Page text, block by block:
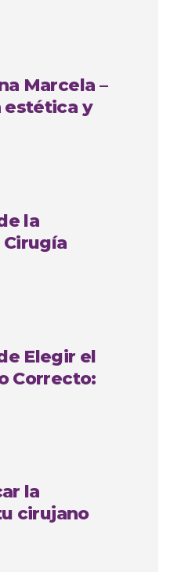
Marcela –
estética y
la
y Casos de
Elegir el
Correcto:
la
cirujano